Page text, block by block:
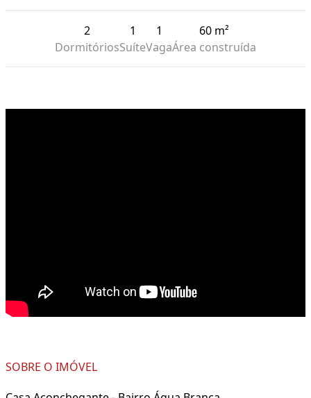
2
Dormitórios
1
Suíte
1
Vaga
60 m²
Área construída
SOBRE O IMÓVEL